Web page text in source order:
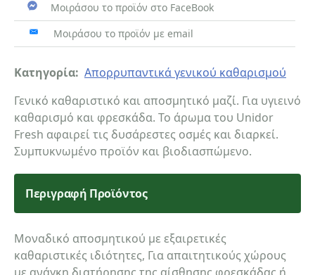
Μοιράσου το προϊόν στο FaceBook
Μοιράσου το προϊόν με email
Κατηγορία: Απορρυπαντικά γενικού καθαρισμού
Γενικό καθαριστικό και αποσμητικό μαζί. Για υγιεινό
καθαρισμό και φρεσκάδα. Το άρωμα του Unidor
Fresh αφαιρεί τις δυσάρεστες οσμές και διαρκεί.
Συμπυκνωμένο προϊόν και βιοδιασπώμενο.
Περιγραφή Προϊόντος
Μοναδικό αποσμητικού με εξαιρετικές
καθαριστικές ιδιότητες, Για απαιτητικούς χώρους